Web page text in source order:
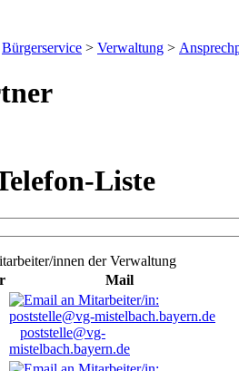
Bürgerservice > Verwaltung >
Liste
innen der Verwaltung
Mail
poststelle@vg-
mistelbach.bayern.de